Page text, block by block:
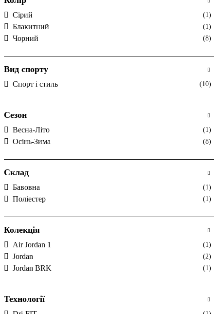
Cірий (1)
Блакитний (1)
Чорний (8)
Вид спорту
Спорт і стиль (10)
Сезон
Весна-Літо (1)
Осінь-Зима (8)
Склад
Бавовна (1)
Поліестер (1)
Колекція
Air Jordan 1 (1)
Jordan (2)
Jordan BRK (1)
Технології